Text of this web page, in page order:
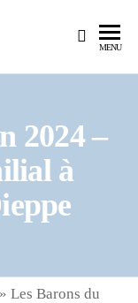
MENU
2024 –
à
» Les Barons du